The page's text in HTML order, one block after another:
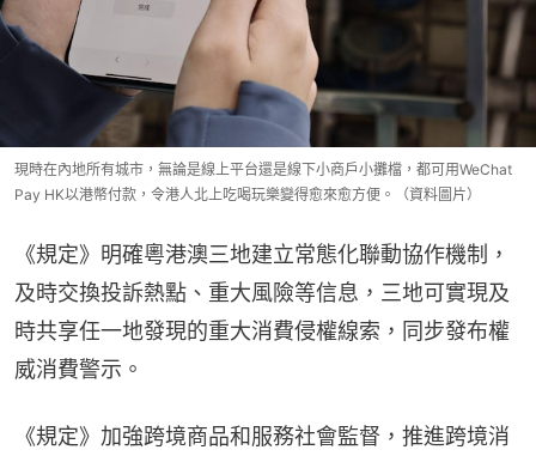
現時在內地所有城市，無論是線上平台還是線下小商戶小攤檔，都可用WeChat
Pay HK以港幣付款，令港人北上吃喝玩樂變得愈來愈方便。（資料圖片）
《規定》明確粵港澳三地建立常態化聯動協作機制，
及時交換投訴熱點、重大風險等信息，三地可實現及
時共享任一地發現的重大消費侵權線索，同步發布權
威消費警示。
《規定》加強跨境商品和服務社會監督，推進跨境消